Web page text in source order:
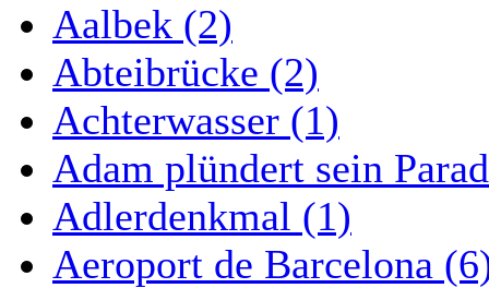
Aalbek (2)
Abteibrücke (2)
Achterwasser (1)
Adam plündert sein
Adlerdenkmal (1)
Aeroport de Barcelona